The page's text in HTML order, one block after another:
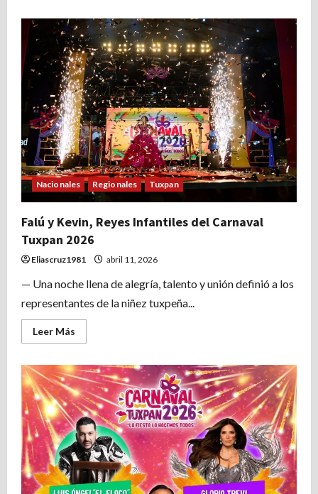
Falú
y
Kevin,
Reyes
Infantiles
del
Carnaval
Tuxpan
2026
Nacionales Regionales Tuxpan
Falú y Kevin, Reyes Infantiles del Carnaval
Tuxpan 2026
Eliascruz1981 abril 11, 2026
— Una noche llena de alegría, talento y unión definió a los
representantes de la niñez tuxpeña...
Leer Más
más
Falú
y
Kevin,
Reyes
Infantiles
del
Carnaval
Tuxpan
2026